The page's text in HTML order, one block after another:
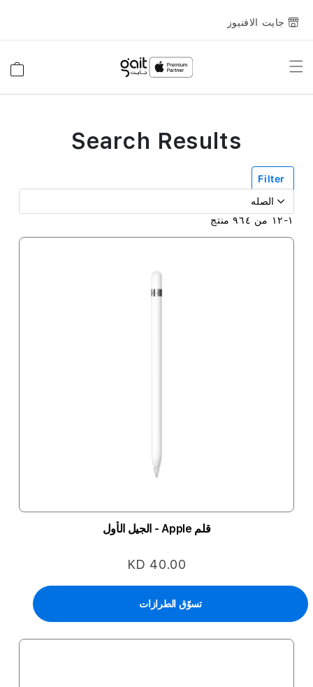
جايت الافنيوز
Toggle
Filter
١-١٢ من ٩٦٤منتج
قلم Apple - الجيل الأول
KD 40.00
تسوّق الطرازات
Search Results